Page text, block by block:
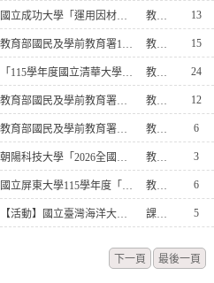
國立成功大學「運用因材網生物學習不迷路！數位課程有效學習」線上講座 教學組員一 13
教育部國民及學前教育署116年度高級中等學校教學卓越獎初選實施計畫 教學組員一 15
「115學年度國立清華大學高中學生科學研究人才培育計畫化學組招生考試」 教學組員一 24
教育部國民及學前教育署「115年高級中等學校補強課程模組徵選」 教學組員一 12
教育部國民及學前教育署「高級中等學校教師本土語文認證培訓實施計畫─第二十二梯次本土語文認證輔導班」 教學組員一 6
朝陽科技大學「2026全國幼老共學教案設計暨教學成果競賽」 教學組員一 3
國立屏東大學115學年度「客語教學人員培訓、增能及回流研習」 教學組員一 6
【活動】國立臺灣海洋大學舉辦「跨海共學：臺日地方創生SIG跨校國際論壇」，歡迎師生參加 課務組幹事 5
下一頁 最後一頁